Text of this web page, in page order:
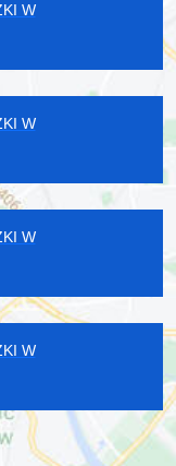
W
W
W
W